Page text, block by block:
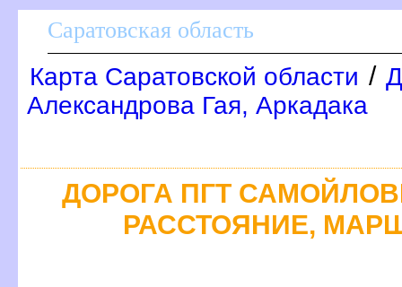
Саратовская область
Карта Саратовской области /
Александрова Гая, Аркадака
ДОРОГА ПГТ
РАССТОЯНИЕ,